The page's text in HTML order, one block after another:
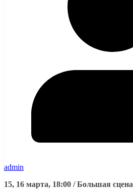
admin
15, 16 марта, 18:00 / Большая сцена